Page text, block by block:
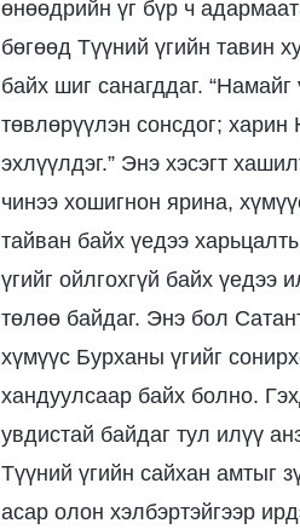
өнөөдрийн үг бүр ч
бөгөөд Түүний үгийн тавин
байх шиг санагддаг.
төвлөрүүлэн сонсдог; харин
эхлүүлдэг.” Энэ хэсэгт
чинээ хошигнон ярина,
тайван байх үедээ
үгийг ойлгохгүй байх үедээ
төлөө байдаг. Энэ бол
хүмүүс Бурханы үгийг
хандуулсаар байх болно.
увдистай байдаг тул илүү
Түүний үгийн сайхан амтыг
асар олон хэлбэртэйгээр